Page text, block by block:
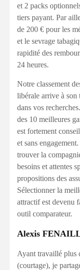
et 2 packs
tiers payant. Par
de 200 € pour les
et le sevrage
rapidité des
24 heures.
Notre classement
libérale arrive à son
dans vos
des 10 meilleures
est fortement
et sans
trouver la
besoins et attentes
propositions des
Sélectionner la
attractif est devenu
outil comparateur.
Alexis
Ayant travaillé plus
(courtage), je